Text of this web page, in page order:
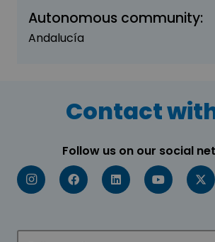
Autonomous community:
Andalucía
Contact
Follow us on our social